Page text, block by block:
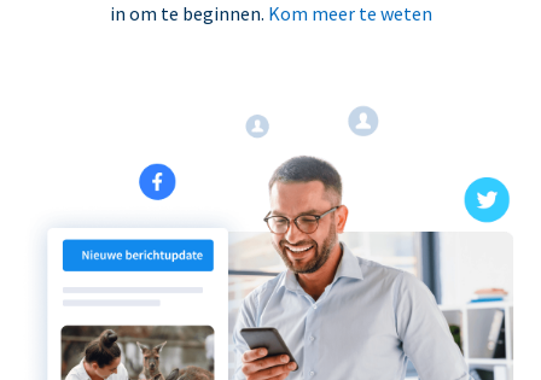
in om te beginnen. Kom meer te weten